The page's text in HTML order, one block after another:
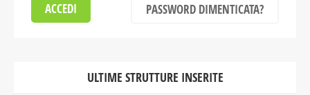
PASSWORD DIMENTICATA?
ULTIME STRUTTURE INSERITE